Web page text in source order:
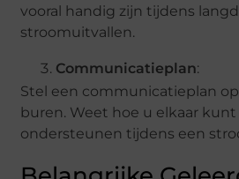
vooral handig zijn tijdens
stroomuitvallen.
Communicatieplan:
Stel een communicatieplan
buren. Weet hoe u elkaar
ondersteunen tijdens een